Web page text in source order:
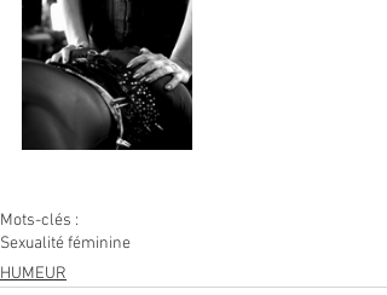
Mots-clés :
Sexualité féminine
HUMEUR